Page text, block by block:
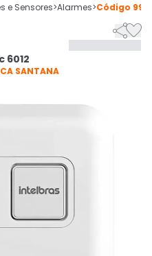
SE
e Sensores>Alarmes>Código

6012
SANTANA